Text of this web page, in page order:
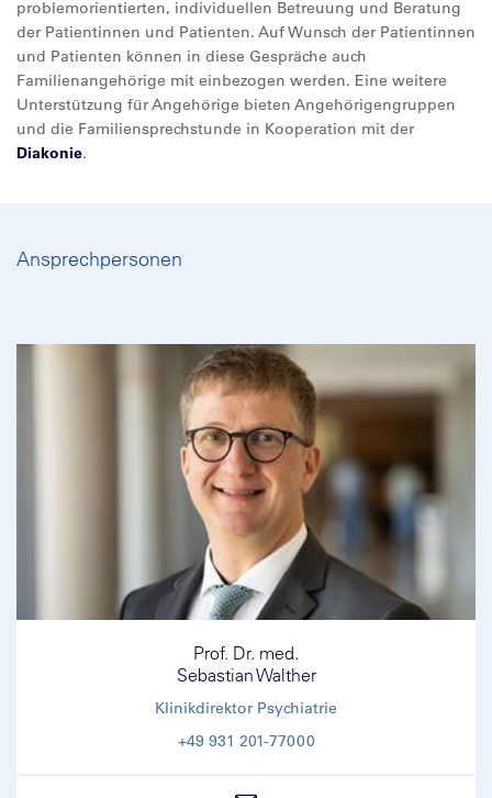
problemorientierten, individuellen Betreuung und Beratung
der Patientinnen und Patienten. Auf Wunsch der Patientinnen
und Patienten können in diese Gespräche auch
Familienangehörige mit einbezogen werden. Eine weitere
Unterstützung für Angehörige bieten Angehörigengruppen
und die Familiensprechstunde in Kooperation mit der
Diakonie.
Ansprechpersonen
Prof. Dr. med.
Sebastian Walther
Klinikdirektor Psychiatrie
+49 931 201-77000